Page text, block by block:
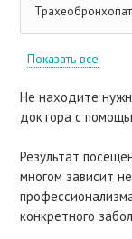
Показать все
Не находите
доктора с
Результат
многом зависит
конкретного